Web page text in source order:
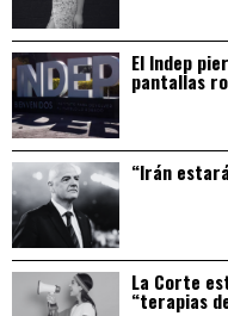
El Indep
pantallas
“Irán
La Corte
“terapias